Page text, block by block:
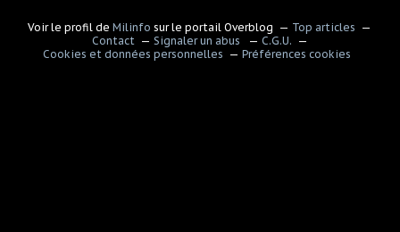
Voir le profil deMilinfo sur le portail Overblog
Top articles
Contact
Signaler un abus
C.G.U.
Cookies et données personnelles
Préférences cookies